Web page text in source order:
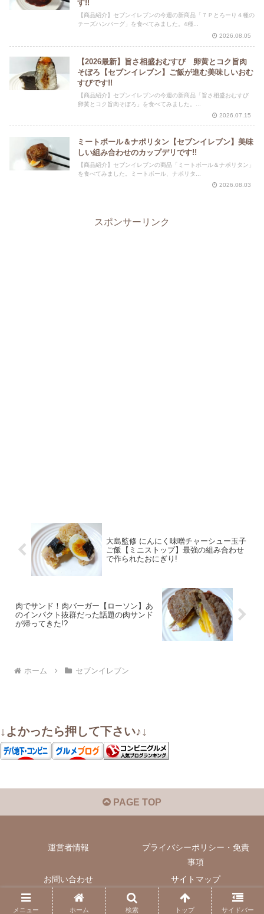
す!!
【商品紹介】セブンイレブンの今週の新商品「７Ｐとろーり４種の
チーズハンバーグ」を食べてみました。4種...
2026.08.05
【2026最新】旨さ相盛おむすび 卵黄とコク旨肉
そぼろ【セブンイレブン】ご飯が進む美味しいおむ
すびです!!
【商品紹介】セブンイレブンの今週の新商品「旨さ相盛おむすび
卵黄とコク旨肉そぼろ」を食べてみました。...
2026.07.15
ミートボール＆ナポリタン【セブンイレブン】美味
しい組み合わせのカップデリです!!
【商品紹介】セブンイレブンの商品「ミートボール＆ナポリタン」
を食べてみました。ミートボール、ナポリタ...
2026.08.03
スポンサーリンク
大島監修 にんにく味噌チャーシュー玉子
ご飯【ミニストップ】最強の組み合わせ
で作られたおにぎり!
肉でサンド！肉バーガー【ローソン】あ
のインパクト抜群だった話題の肉サンド
が帰ってきた!?
ホーム セブンイレブン
↓よかったら押して下さい♪↓
PAGE TOP
運営者情報
プライバシーポリシー・免責
事項
お問い合わせ
サイトマップ
© 2022 いぬきちのコンビニ飯.
メニュー ホーム 検索 トップ サイドバー